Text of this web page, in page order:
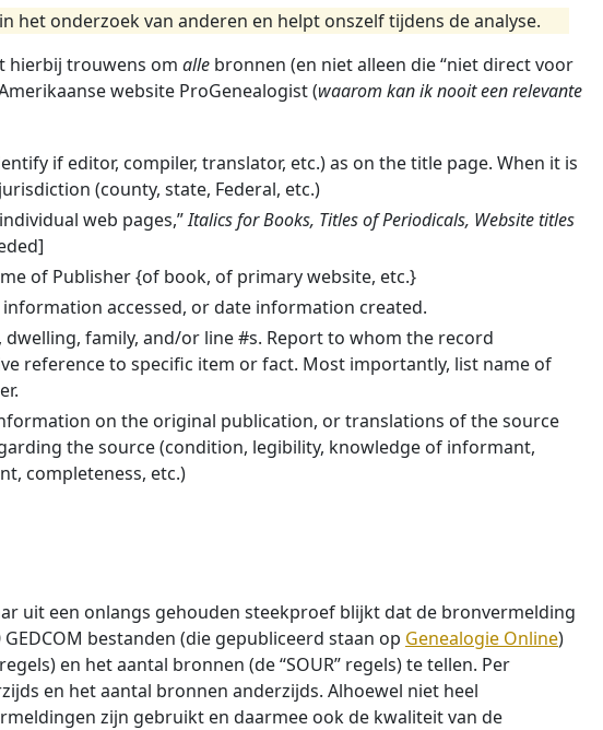
onderzoek van anderen en helpt onszelf tijdens de analyse.
hierbij trouwens om alle bronnen (en niet alleen die “niet direct voor
website ProGenealogist (waarom kan ik nooit een relevante
if editor, compiler, translator, etc.) as on the title page. When it is
(county, state, Federal, etc.)
web pages,”Italics for Books, Titles of Periodicals, Website titles
of Publisher {of book, of primary website, etc.}
accessed, or date information created.
dwelling, family, and/or line #s. Report to whom the record
reference to specific item or fact. Most importantly, list name of
on the original publication, or translations of the source
the source (condition, legibility, knowledge of informant,
completeness, etc.)
uit een onlangs gehouden steekproef blijkt dat de bronvermelding
bestanden (die gepubliceerd staan op Genealogie Online)
en het aantal bronnen (de “SOUR” regels) te tellen. Per
en het aantal bronnen anderzijds. Alhoewel niet heel
zijn gebruikt en daarmee ook de kwaliteit van de